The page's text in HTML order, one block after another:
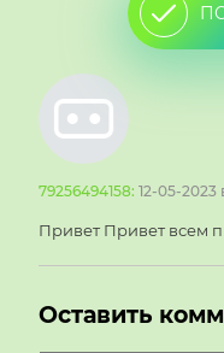
79256494158: 12-05-2023
Привет Привет всем
Оставить